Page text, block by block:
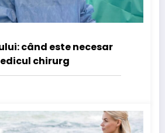
când este necesar
chirurg